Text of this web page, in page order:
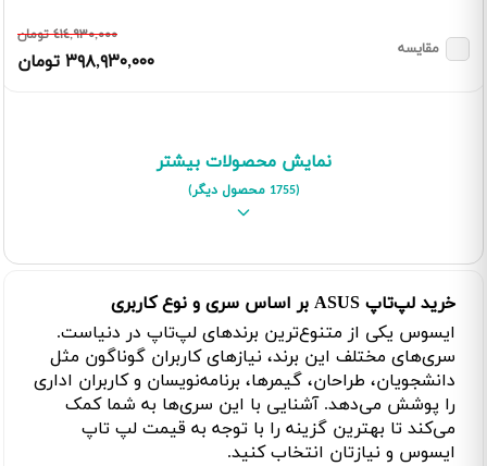
٤١٤,٩٣٠,٠٠٠ تومان
٣٩٨,٩٣٠,٠٠٠ تومان
مقایسه
نمایش محصولات بیشتر
(1755 محصول دیگر)
خرید لپ‌تاپ‌ ASUS بر اساس سری و نوع کاربری
ایسوس یکی از متنوع‌ترین برندهای لپ‌تاپ در دنیاست.
سری‌های مختلف این برند، نیازهای کاربران گوناگون مثل
دانشجویان، طراحان، گیمرها، برنامه‌نویسان و کاربران اداری
را پوشش می‌دهد. آشنایی با این سری‌ها به شما کمک
می‌کند تا بهترین گزینه را با توجه به قیمت لپ تاپ
ایسوس و نیازتان انتخاب کنید.